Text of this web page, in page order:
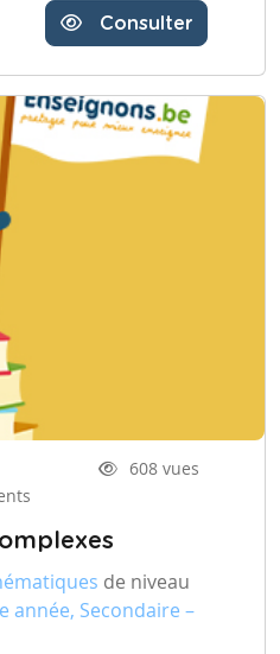
Consulter
608 vues
de niveau
année, Secondaire –